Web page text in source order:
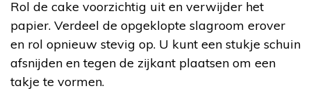
Rol de cake voorzichtig uit en verwijder het
papier. Verdeel de opgeklopte slagroom erover
en rol opnieuw stevig op. U kunt een stukje schuin
afsnijden en tegen de zijkant plaatsen om een
takje te vormen.